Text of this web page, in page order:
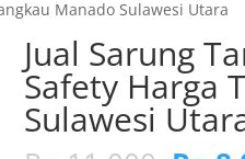
Manado Sulawesi Utara
Jual Sarung
Safety Harga
Sulawesi